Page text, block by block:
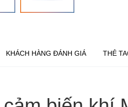
KHÁCH HÀNG ĐÁNH GIÁ THẺ